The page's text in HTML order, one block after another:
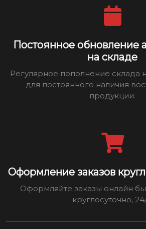
Постоянное обновление
на складе
Регулярное пополнение склада
для постоянного наличия
продукции.
Оформление заказов
Оформляйте заказы онлайн
круглосуточно,